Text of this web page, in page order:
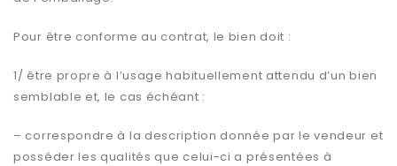
Pour être conforme au contrat, le bien doit :
1/ être propre à l’usage habituellement attendu d’un bien
semblable et, le cas échéant :
– correspondre à la description donnée par le vendeur et
posséder les qualités que celui-ci a présentées à